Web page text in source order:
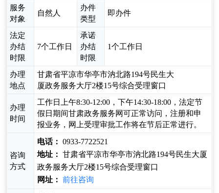
服务
对象
自然人
办件
类型
即办件
法定
办结
时限
7个工作日
承诺
办结
时限
1个工作日
办理
地点
甘肃省平凉市华亭市汭北路194号民生大
厦政务服务大厅2楼15号综合受理窗口
办理
时间
工作日上午8:30-12:00，下午14:30-18:00，法定节
假日期间甘肃政务服务网可正常访问，注册和申
报业务，网上受理审批工作将在节后正常进行。
咨询
方式
电话： 0933-7722521
地址： 甘肃省平凉市华亭市汭北路194号民生大厦
政务服务大厅2楼15号综合受理窗口
网址： 前往咨询